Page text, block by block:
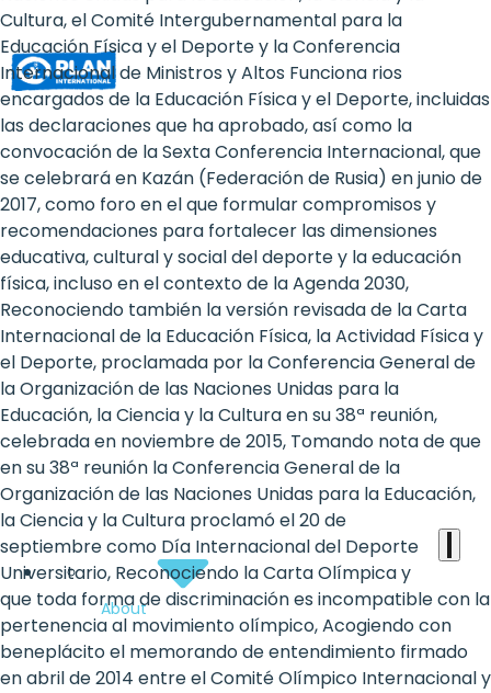
are
human
rights:
Positioning
girls
at
the
heart
of
the
international
agenda
About
Cultura, el Comité Intergubernamental para la
Educación Física y el Deporte y la Conferencia
Internacional de Ministros y Altos Funciona rios
encargados de la Educación Física y el Deporte, incluidas
las declaraciones que ha aprobado, así como la
convocación de la Sexta Conferencia Internacional, que
se celebrará en Kazán (Federación de Rusia) en junio de
2017, como foro en el que formular compromisos y
recomendaciones para fortalecer las dimensiones
educativa, cultural y social del deporte y la educación
física, incluso en el contexto de la Agenda 2030,
Reconociendo también la versión revisada de la Carta
Internacional de la Educación Física, la Actividad Física y
el Deporte, proclamada por la Conferencia General de
la Organización de las Naciones Unidas para la
Educación, la Ciencia y la Cultura en su 38ª reunión,
celebrada en noviembre de 2015, Tomando nota de que
en su 38ª reunión la Conferencia General de la
Organización de las Naciones Unidas para la Educación,
la Ciencia y la Cultura proclamó el 20 de
septiembre como Día Internacional del Deporte
Universitario, Reconociendo la Carta Olímpica y
que toda forma de discriminación es incompatible con la
pertenencia al movimiento olímpico, Acogiendo con
beneplácito el memorando de entendimiento firmado
en abril de 2014 entre el Comité Olímpico Internacional y